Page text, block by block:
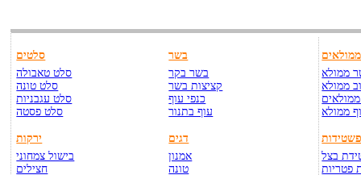
סלטים
סלט טאבולה
סלט טונה
סלט עגבניות
סלט פסטה
ירקות
בישול צמחוני
חצילים
בשר
בשר בקר
קציצות בשר
כנפי עוף
עוף בתנור
דגים
אמנון
טונה
ממולאים
ממולא
ממולא
ממולא
בצל
פטריות